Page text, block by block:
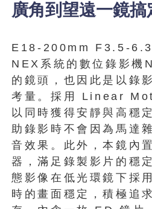
廣角到望遠一鏡搞
E18-200mm F3.5-6.3
NEX系統的數位錄影機
的鏡頭，也因此是以錄
考量。採用 Linear
以同時獲得安靜與高穩
助錄影時不會因為馬達
音效果。此外，本鏡內
器，滿足錄製影片的穩
態影像在低光環鏡下採
時的畫面穩定，積極追